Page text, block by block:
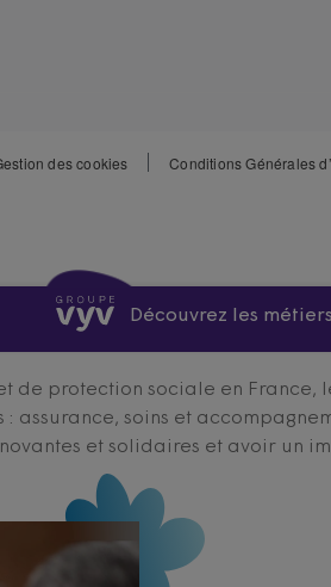
des cookies Conditions Générales
Découvrez les
de protection sociale en France,
: assurance, soins et
et solidaires et avoir un